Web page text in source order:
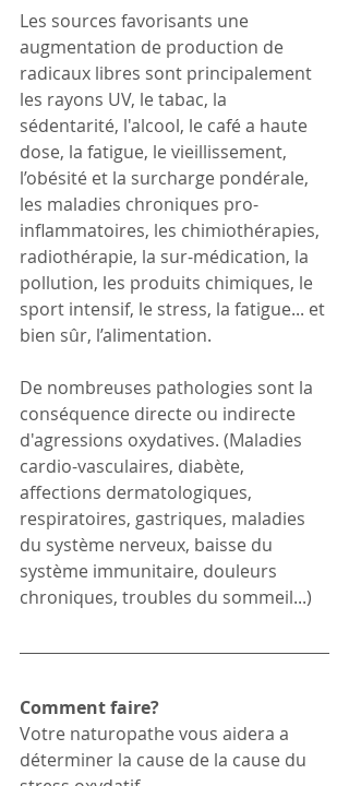
Les sources favorisants une
augmentation de production de
radicaux libres sont principalement
les rayons UV, le tabac, la
sédentarité, l'alcool, le café a haute
dose, la fatigue, le vieillissement,
l’obésité et la surcharge pondérale,
les maladies chroniques pro-
inflammatoires, les chimiothérapies,
radiothérapie, la sur-médication, la
pollution, les produits chimiques, le
sport intensif, le stress, la fatigue... et
bien sûr, l’alimentation.
De nombreuses pathologies sont la
conséquence directe ou indirecte
d'agressions oxydatives. (Maladies
cardio-vasculaires, diabète,
affections dermatologiques,
respiratoires, gastriques, maladies
du système nerveux, baisse du
système immunitaire, douleurs
chroniques, troubles du sommeil...)
Comment faire?
Votre naturopathe vous aidera a
déterminer la cause de la cause du